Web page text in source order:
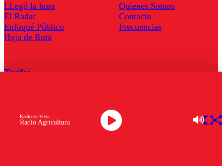
Radio Agricultura
Radio en Vivo
LLegó la hora
El Radar
Enfoqué Público
Hoja de Ruta
Quienes Somos
Contacto
Frecuencias
Tarifas